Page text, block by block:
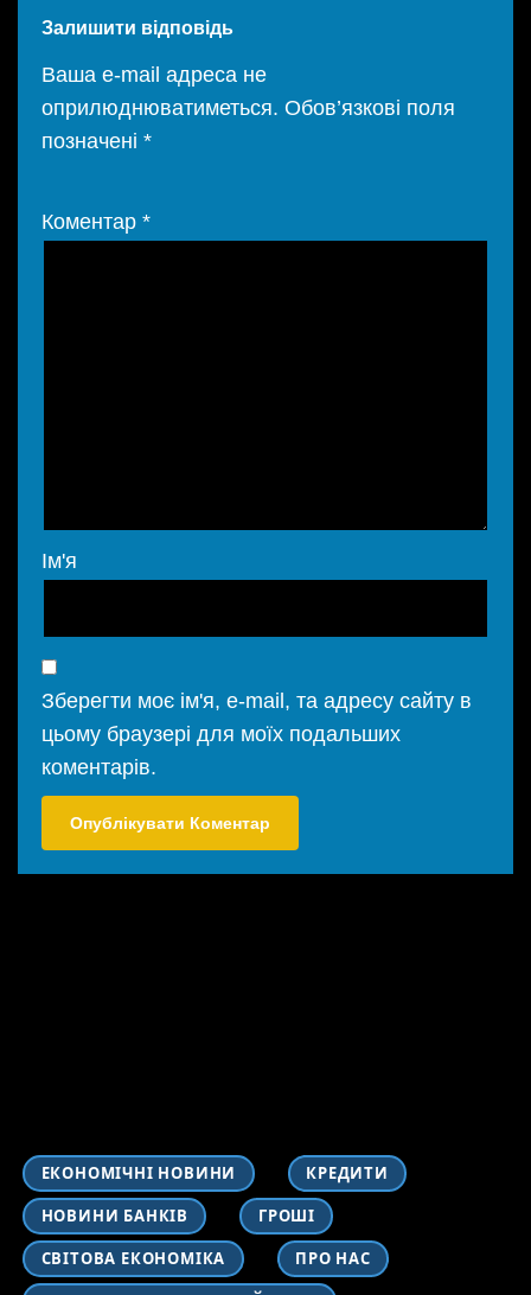
Залишити відповідь
Ваша e-mail адреса не
оприлюднюватиметься. Обов’язкові поля
позначені *
Коментар *
Ім'я
Зберегти моє ім'я, e-mail, та адресу сайту в
цьому браузері для моїх подальших
коментарів.
ЕКОНОМІЧНІ НОВИНИ
КРЕДИТИ
НОВИНИ БАНКІВ
ГРОШІ
СВІТОВА ЕКОНОМІКА
ПРО НАС